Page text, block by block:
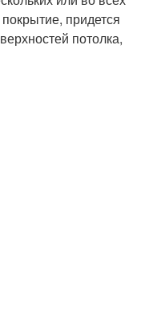
придется
потолка,